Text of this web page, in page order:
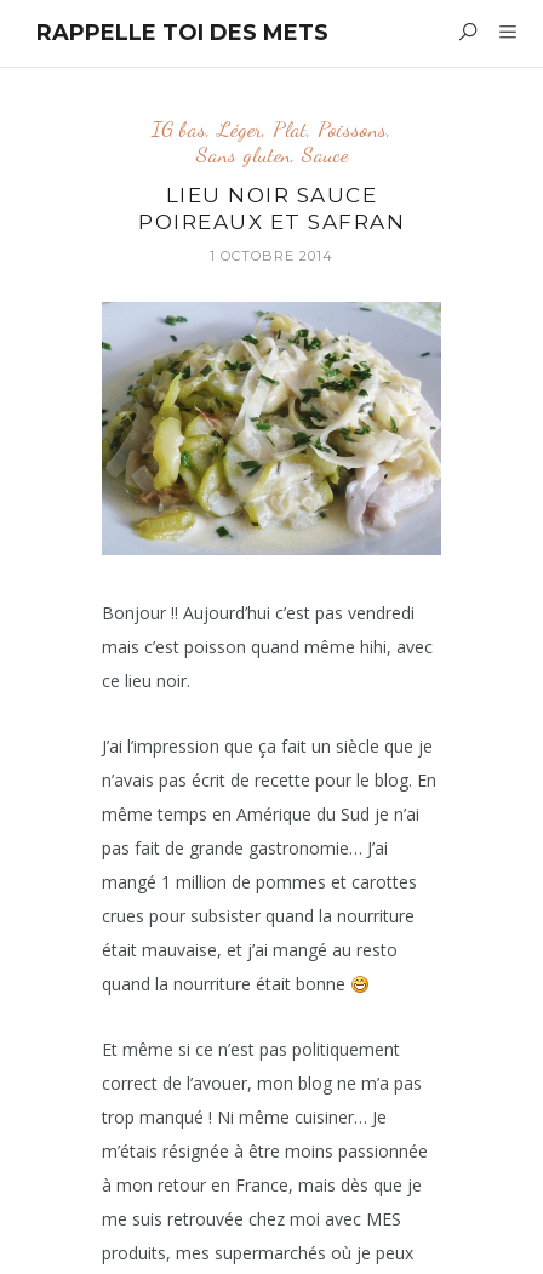
RAPPELLE TOI DES METS
IG bas,Léger, Plat, Poissons,
Sans gluten,Sauce
LIEU NOIR SAUCE
POIREAUX ET SAFRAN
1 OCTOBRE 2014
Bonjour !! Aujourd’hui c’est pas vendredi
mais c’est poisson quand même hihi, avec
ce lieu noir.
J’ai l’impression que ça fait un siècle que je
n’avais pas écrit de recette pour le blog. En
même temps en Amérique du Sud je n’ai
pas fait de grande gastronomie… J’ai
mangé 1 million de pommes et carottes
crues pour subsister quand la nourriture
était mauvaise, et j’ai mangé au resto
quand la nourriture était bonne
Et même si ce n’est pas politiquement
correct de l’avouer, mon blog ne m’a pas
trop manqué ! Ni même cuisiner… Je
m’étais résignée à être moins passionnée
à mon retour en France, mais dès que je
me suis retrouvée chez moi avec MES
produits, mes supermarchés où je peux